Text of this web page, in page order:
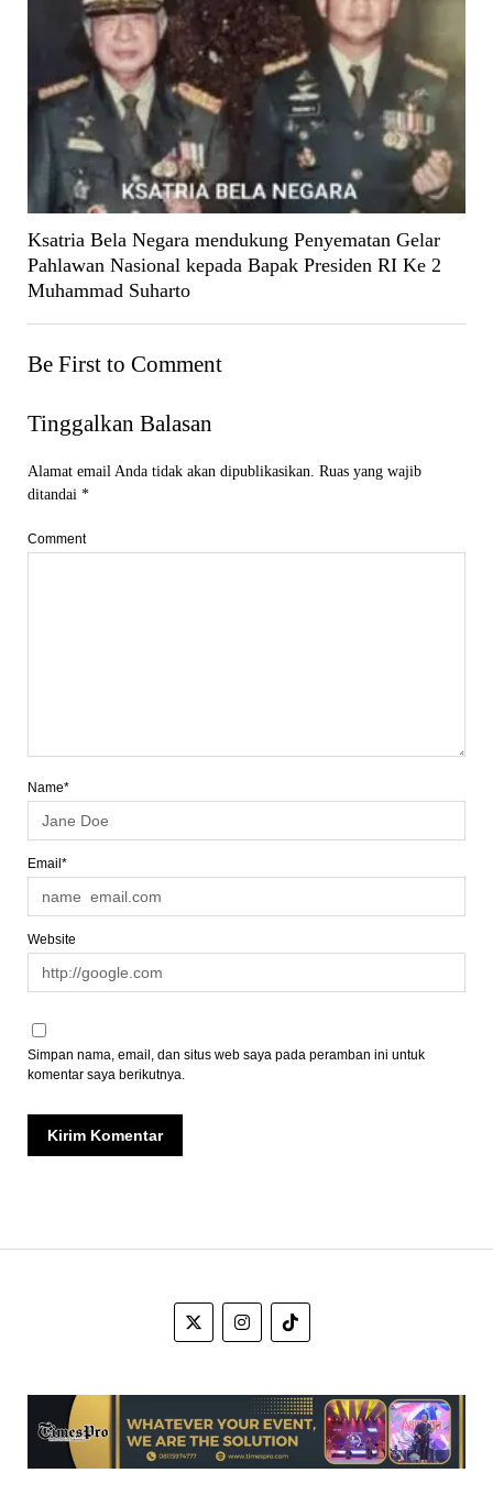
Ksatria Bela Negara mendukung Penyematan Gelar
Pahlawan Nasional kepada Bapak Presiden RI Ke 2
Muhammad Suharto
Be First to Comment
Tinggalkan Balasan
Alamat email Anda tidak akan dipublikasikan. Ruas yang wajib
ditandai *
Comment
Name*
Email*
Website
Simpan nama, email, dan situs web saya pada peramban ini untuk
komentar saya berikutnya.